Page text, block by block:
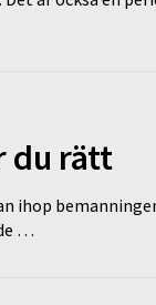
du rätt
ihop
…